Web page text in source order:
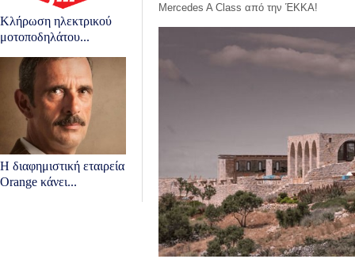
Κλήρωση ηλεκτρικού
μοτοποδηλάτου...
Η διαφημιστική εταιρεία
Orange κάνει...
Mercedes A Class από την ΈΚΚΑ!